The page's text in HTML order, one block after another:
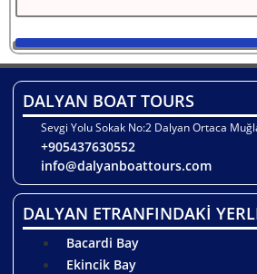
DALYAN BOAT TOURS
Sevgi Yolu Sokak No:2 Dalyan Ortaca
+905437630552
info@dalyanboattours.com
DALYAN ETRANFINDAKİ
Bacardi Bay
Ekincik Bay